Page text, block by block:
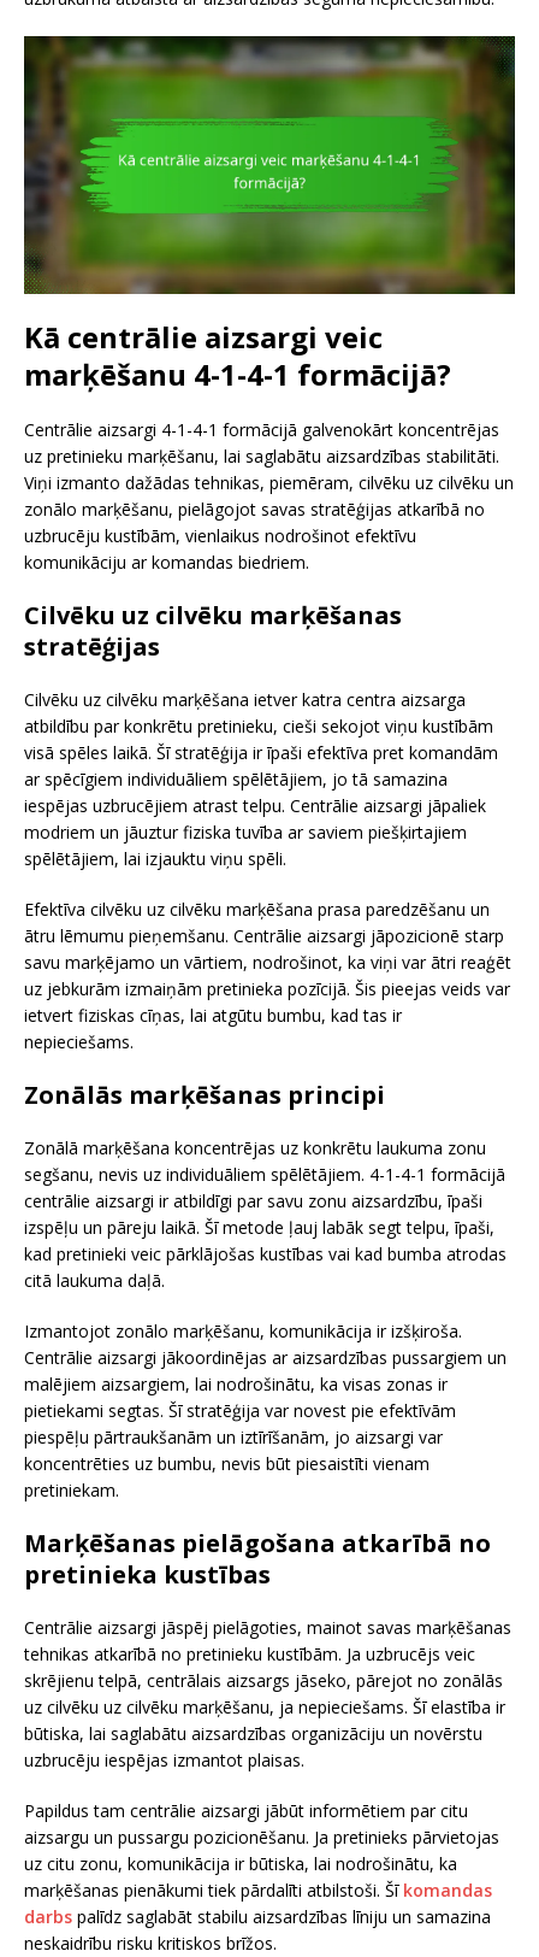
Kā centrālie aizsargi veic
marķēšanu 4-1-4-1 formācijā?
Centrālie aizsargi 4-1-4-1 formācijā galvenokārt koncentrējas
uz pretinieku marķēšanu, lai saglabātu aizsardzības stabilitāti.
Viņi izmanto dažādas tehnikas, piemēram, cilvēku uz cilvēku un
zonālo marķēšanu, pielāgojot savas stratēģijas atkarībā no
uzbrucēju kustībām, vienlaikus nodrošinot efektīvu
komunikāciju ar komandas biedriem.
Cilvēku uz cilvēku marķēšanas
stratēģijas
Cilvēku uz cilvēku marķēšana ietver katra centra aizsarga
atbildību par konkrētu pretinieku, cieši sekojot viņu kustībām
visā spēles laikā. Šī stratēģija ir īpaši efektīva pret komandām
ar spēcīgiem individuāliem spēlētājiem, jo tā samazina
iespējas uzbrucējiem atrast telpu. Centrālie aizsargi jāpaliek
modriem un jāuztur fiziska tuvība ar saviem piešķirtajiem
spēlētājiem, lai izjauktu viņu spēli.
Efektīva cilvēku uz cilvēku marķēšana prasa paredzēšanu un
ātru lēmumu pieņemšanu. Centrālie aizsargi jāpozicionē starp
savu marķējamo un vārtiem, nodrošinot, ka viņi var ātri reaģēt
uz jebkurām izmaiņām pretinieka pozīcijā. Šis pieejas veids var
ietvert fiziskas cīņas, lai atgūtu bumbu, kad tas ir
nepieciešams.
Zonālās marķēšanas principi
Zonālā marķēšana koncentrējas uz konkrētu laukuma zonu
segšanu, nevis uz individuāliem spēlētājiem. 4-1-4-1 formācijā
centrālie aizsargi ir atbildīgi par savu zonu aizsardzību, īpaši
izspēļu un pāreju laikā. Šī metode ļauj labāk segt telpu, īpaši,
kad pretinieki veic pārklājošas kustības vai kad bumba atrodas
citā laukuma daļā.
Izmantojot zonālo marķēšanu, komunikācija ir izšķiroša.
Centrālie aizsargi jākoordinējas ar aizsardzības pussargiem un
malējiem aizsargiem, lai nodrošinātu, ka visas zonas ir
pietiekami segtas. Šī stratēģija var novest pie efektīvām
piespēļu pārtraukšanām un iztīrīšanām, jo aizsargi var
koncentrēties uz bumbu, nevis būt piesaistīti vienam
pretiniekam.
Marķēšanas pielāgošana atkarībā no
pretinieka kustības
Centrālie aizsargi jāspēj pielāgoties, mainot savas marķēšanas
tehnikas atkarībā no pretinieku kustībām. Ja uzbrucējs veic
skrējienu telpā, centrālais aizsargs jāseko, pārejot no zonālās
uz cilvēku uz cilvēku marķēšanu, ja nepieciešams. Šī elastība ir
būtiska, lai saglabātu aizsardzības organizāciju un novērstu
uzbrucēju iespējas izmantot plaisas.
Papildus tam centrālie aizsargi jābūt informētiem par citu
aizsargu un pussargu pozicionēšanu. Ja pretinieks pārvietojas
uz citu zonu, komunikācija ir būtiska, lai nodrošinātu, ka
marķēšanas pienākumi tiek pārdalīti atbilstoši. Šī komandas
darbs palīdz saglabāt stabilu aizsardzības līniju un samazina
neskaidrību risku kritiskos brīžos.